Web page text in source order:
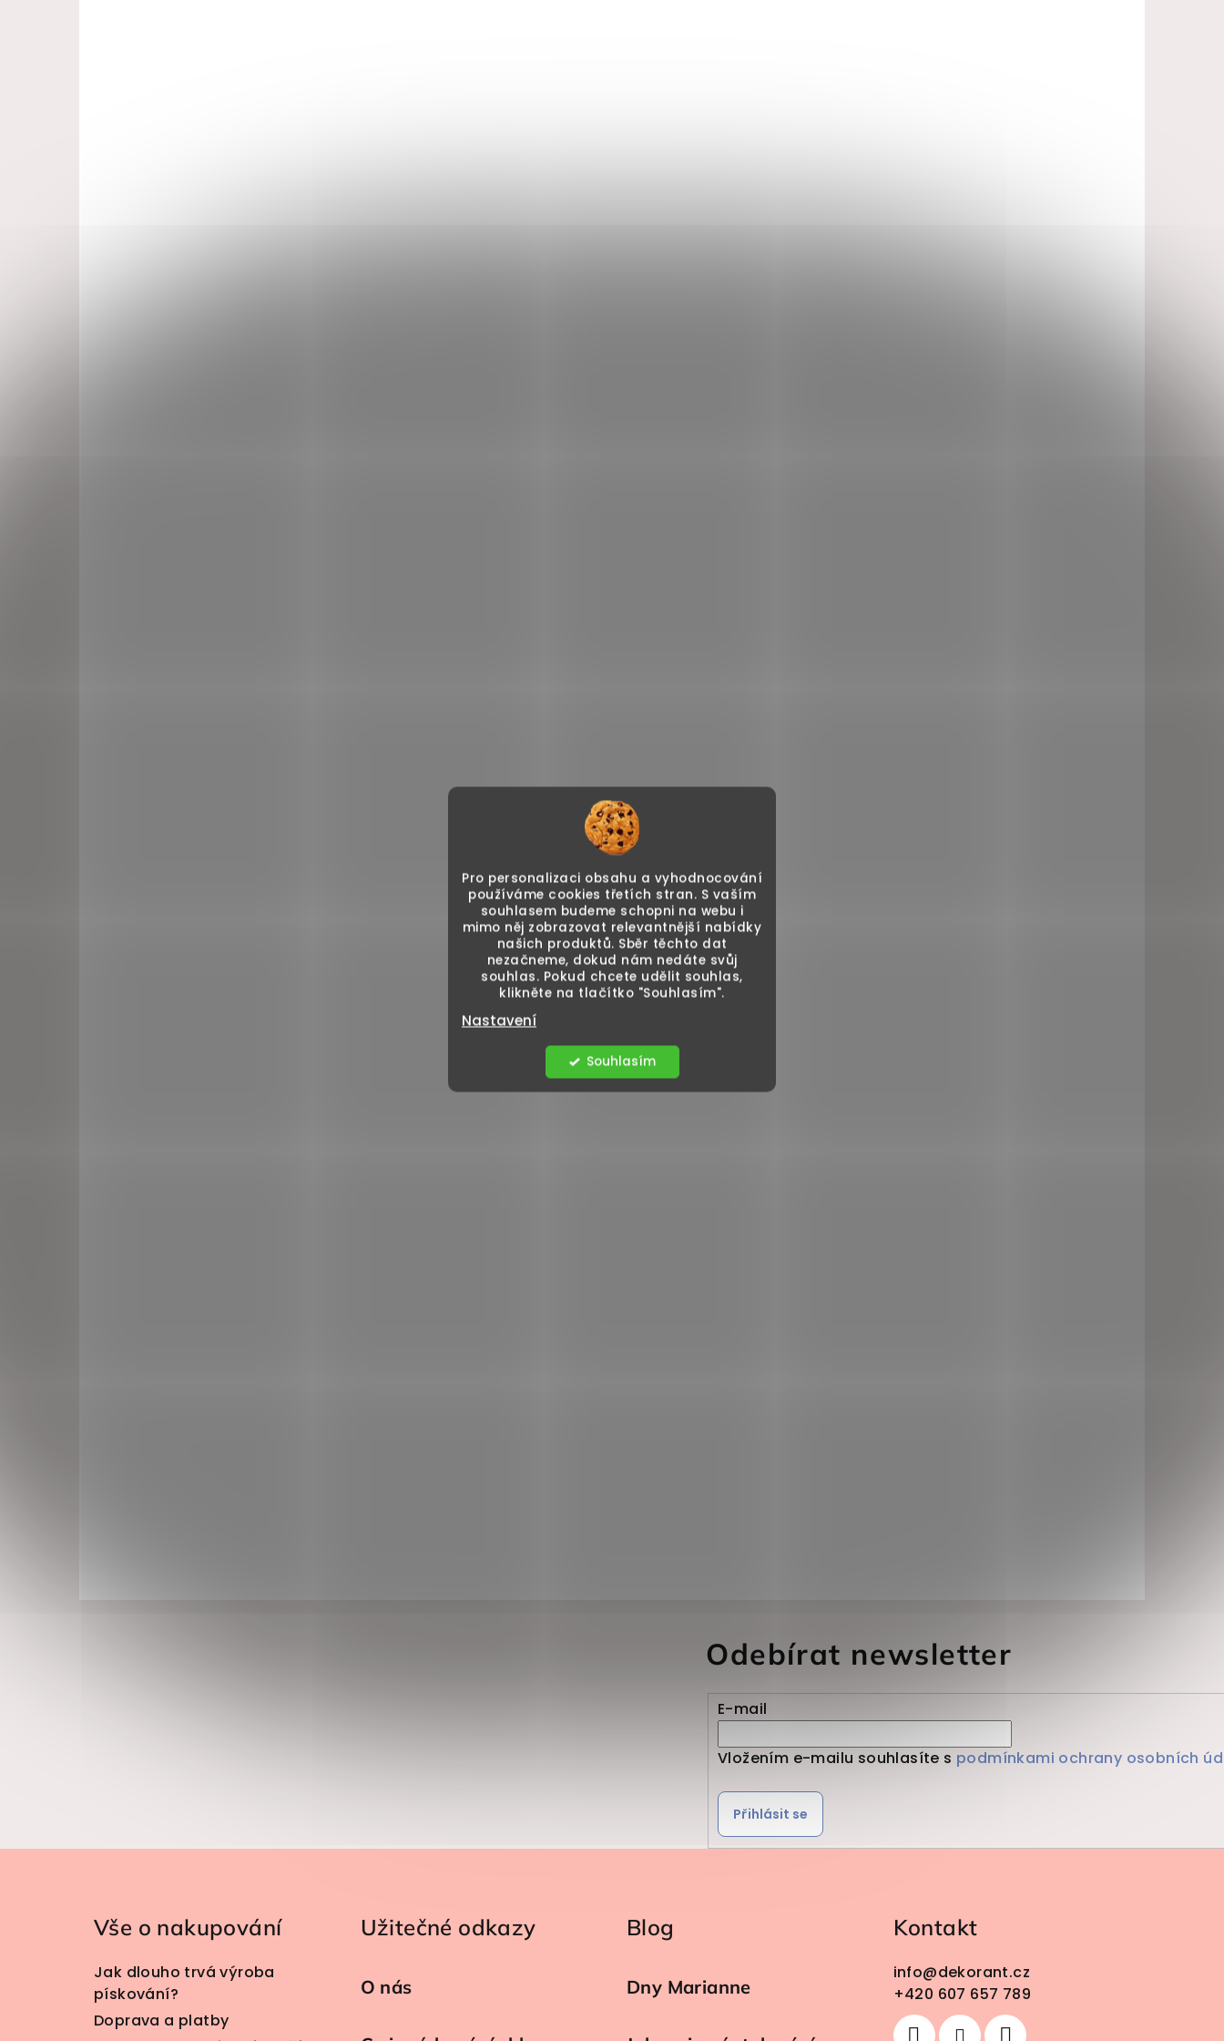
Pro personalizaci obsahu a vyhodnocování
používáme cookies třetích stran. S vaším
souhlasem budeme schopni na webu i
mimo něj zobrazovat relevantnější nabídky
našich produktů. Sběr těchto dat
nezačneme, dokud nám nedáte svůj
souhlas. Pokud chcete udělit souhlas,
klikněte na tlačítko "Souhlasím".
Nastavení
Souhlasím
Odebírat newsletter
E-mail
Vložením e-mailu souhlasíte s podmínkami ochrany osobních
Přihlásit se
Vše o nakupování
Jak dlouho trvá výroba
pískování?
Doprava a platby
Užitečné odkazy
O nás
Blog
Dny Marianne
Kontakt
info@dekorant.cz
+420 607 657 789